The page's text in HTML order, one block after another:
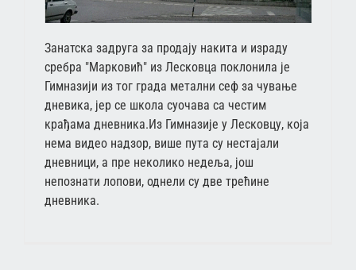
Занатска задруга за продају накита и израду
сребра "Марковић" из Лесковца поклонила је
Гимназији из тог града метални сеф за чување
дневика, јер се школа суочава са честим
крађама дневника.Из Гимназије у Лесковцу, која
нема видео надзор, више пута су нестајали
дневници, а пре неколико недеља, још
непознати лопови, однели су две трећине
дневника.